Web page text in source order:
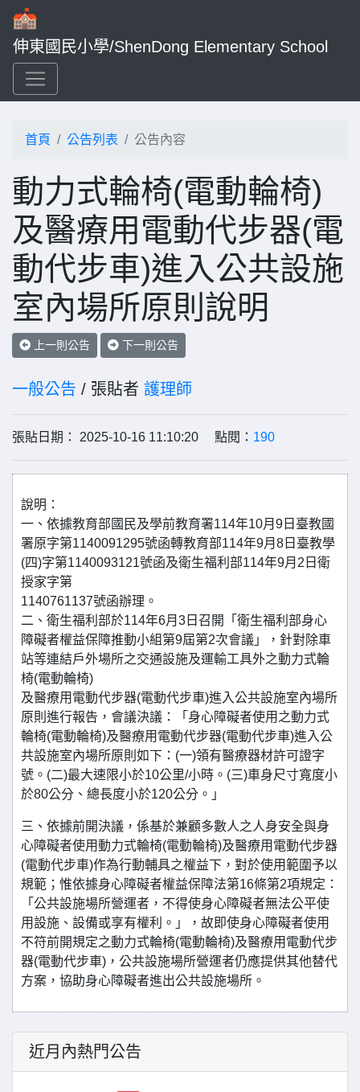
伸東國民小學/ShenDong Elementary School
首頁 公告列表 公告內容
動力式輪椅(電動輪椅)
及醫療用電動代步器(電
動代步車)進入公共設施
室內場所原則說明
上一則公告 下一則公告
一般公告 / 張貼者 護理師
張貼日期： 2025-10-16 11:10:20 點閱： 190
說明：
一、依據教育部國民及學前教育署114年10月9日臺教國
署原字第1140091295號函轉教育部114年9月8日臺教學
(四)字第1140093121號函及衛生福利部114年9月2日衛
授家字第
1140761137號函辦理。
二、衛生福利部於114年6月3日召開「衛生福利部身心
障礙者權益保障推動小組第9屆第2次會議」，針對除車
站等連結戶外場所之交通設施及運輸工具外之動力式輪
椅(電動輪椅)
及醫療用電動代步器(電動代步車)進入公共設施室內場所
原則進行報告，會議決議：「身心障礙者使用之動力式
輪椅(電動輪椅)及醫療用電動代步器(電動代步車)進入公
共設施室內場所原則如下：(一)領有醫療器材許可證字
號。(二)最大速限小於10公里/小時。(三)車身尺寸寬度小
於80公分、總長度小於120公分。」
三、依據前開決議，係基於兼顧多數人之人身安全與身
心障礙者使用動力式輪椅(電動輪椅)及醫療用電動代步器
(電動代步車)作為行動輔具之權益下，對於使用範圍予以
規範；惟依據身心障礙者權益保障法第16條第2項規定：
「公共設施場所營運者，不得使身心障礙者無法公平使
用設施、設備或享有權利。」，故即使身心障礙者使用
不符前開規定之動力式輪椅(電動輪椅)及醫療用電動代步
器(電動代步車)，公共設施場所營運者仍應提供其他替代
方案，協助身心障礙者進出公共設施場所。
近月內熱門公告